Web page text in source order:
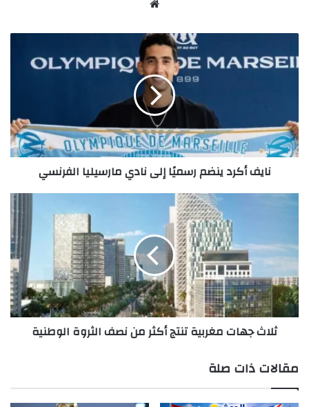
أكرد
ينضم
مارسيليا
الفرنسي
نايف أكرد ينضم رسميًا إلى نادي مارسيليا الفرنسي
تنتج
أكثر
من
نصف
الثروة
الوطنية
ثلاث جهات مغربية تنتج أكثر من نصف الثروة الوطنية
مقالات ذات صلة